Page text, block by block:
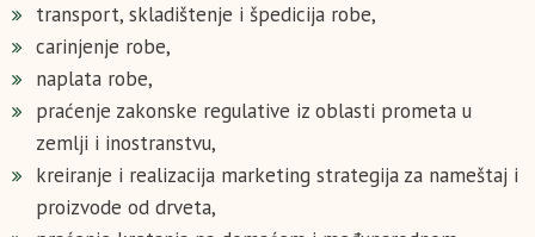
transport, skladištenje i špedicija robe,
carinjenje robe,
naplata robe,
praćenje zakonske regulative iz oblasti prometa u
zemlji i inostranstvu,
kreiranje i realizacija marketing strategija za nameštaj i
proizvode od drveta,